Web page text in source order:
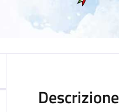
Descrizione